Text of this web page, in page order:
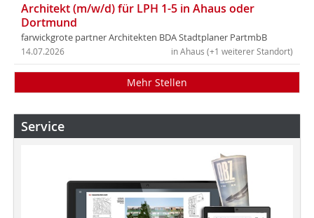
Architekt (m/w/d) für LPH 1-5 in Ahaus oder
Dortmund
farwickgrote partner Architekten BDA Stadtplaner PartmbB
in Ahaus (+1 weiterer Standort)
14.07.2026
Mehr Stellen
Service